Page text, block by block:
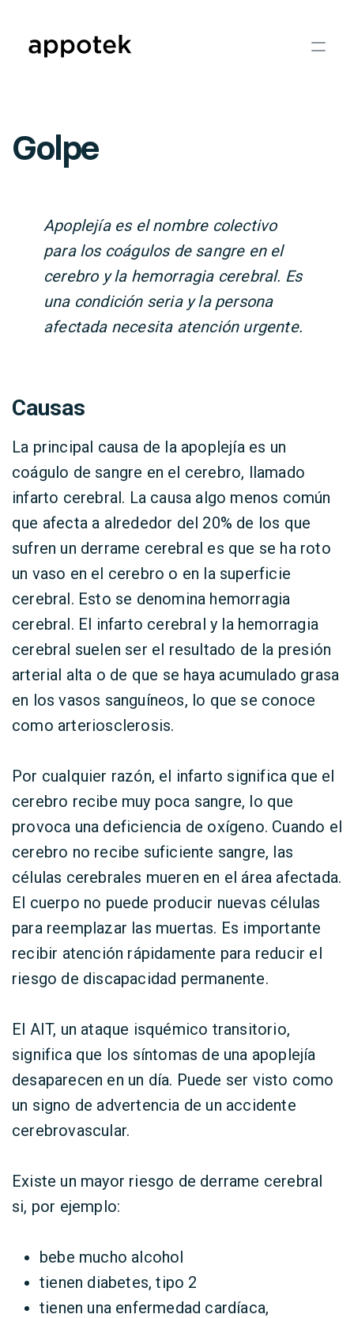
Golpe
Apoplejía es el nombre colectivo
para los coágulos de sangre en el
cerebro y la hemorragia cerebral. Es
una condición seria y la persona
afectada necesita atención urgente.
Causas
La principal causa de la apoplejía es un
coágulo de sangre en el cerebro, llamado
infarto cerebral. La causa algo menos común
que afecta a alrededor del 20% de los que
sufren un derrame cerebral es que se ha roto
un vaso en el cerebro o en la superficie
cerebral. Esto se denomina hemorragia
cerebral. El infarto cerebral y la hemorragia
cerebral suelen ser el resultado de la presión
arterial alta o de que se haya acumulado grasa
en los vasos sanguíneos, lo que se conoce
como arteriosclerosis.
Por cualquier razón, el infarto significa que el
cerebro recibe muy poca sangre, lo que
provoca una deficiencia de oxígeno. Cuando el
cerebro no recibe suficiente sangre, las
células cerebrales mueren en el área afectada.
El cuerpo no puede producir nuevas células
para reemplazar las muertas. Es importante
recibir atención rápidamente para reducir el
riesgo de discapacidad permanente.
El AIT, un ataque isquémico transitorio,
significa que los síntomas de una apoplejía
desaparecen en un día. Puede ser visto como
un signo de advertencia de un accidente
cerebrovascular.
Existe un mayor riesgo de derrame cerebral
si, por ejemplo:
bebe mucho alcohol
tienen diabetes, tipo 2
tienen una enfermedad cardíaca,